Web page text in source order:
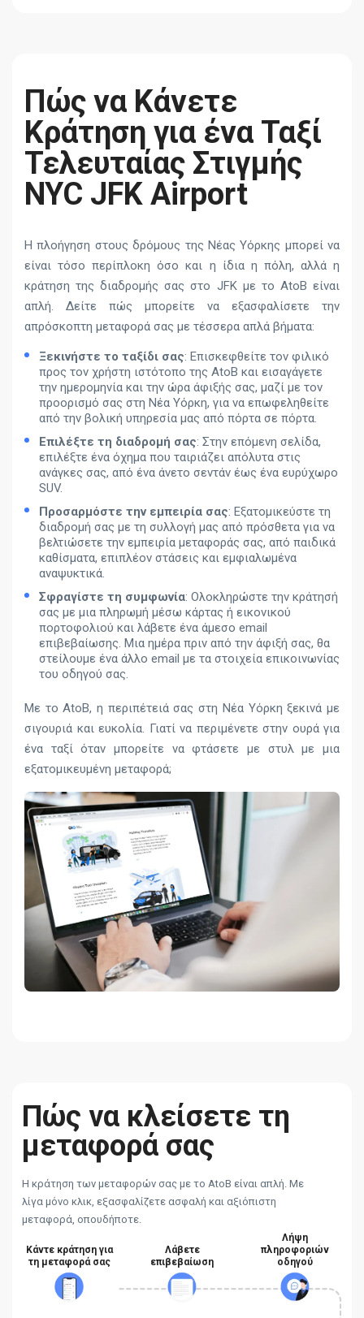
Πώς να Κάνετε
Κράτηση για ένα Ταξί
Τελευταίας Στιγμής
NYC JFK Airport
Η πλοήγηση στους δρόμους της Νέας Υόρκης μπορεί να
είναι τόσο περίπλοκη όσο και η ίδια η πόλη, αλλά η
κράτηση της διαδρομής σας στο JFK με το AtoB είναι
απλή. Δείτε πώς μπορείτε να εξασφαλίσετε την
απρόσκοπτη μεταφορά σας με τέσσερα απλά βήματα:
Ξεκινήστε το ταξίδι σας: Επισκεφθείτε τον φιλικό
προς τον χρήστη ιστότοπο της AtoB και εισαγάγετε
την ημερομηνία και την ώρα άφιξής σας, μαζί με τον
προορισμό σας στη Νέα Υόρκη, για να επωφεληθείτε
από την βολική υπηρεσία μας από πόρτα σε πόρτα.
Επιλέξτε τη διαδρομή σας: Στην επόμενη σελίδα,
επιλέξτε ένα όχημα που ταιριάζει απόλυτα στις
ανάγκες σας, από ένα άνετο σεντάν έως ένα ευρύχωρο
SUV.
Προσαρμόστε την εμπειρία σας: Εξατομικεύστε τη
διαδρομή σας με τη συλλογή μας από πρόσθετα για να
βελτιώσετε την εμπειρία μεταφοράς σας, από παιδικά
καθίσματα, επιπλέον στάσεις και εμφιαλωμένα
αναψυκτικά.
Σφραγίστε τη συμφωνία: Ολοκληρώστε την κράτησή
σας με μια πληρωμή μέσω κάρτας ή εικονικού
πορτοφολιού και λάβετε ένα άμεσο email
επιβεβαίωσης. Μια ημέρα πριν από την άφιξή σας, θα
στείλουμε ένα άλλο email με τα στοιχεία επικοινωνίας
του οδηγού σας.
Με το AtoB, η περιπέτειά σας στη Νέα Υόρκη ξεκινά με
σιγουριά και ευκολία. Γιατί να περιμένετε στην ουρά για
ένα ταξί όταν μπορείτε να φτάσετε με στυλ με μια
εξατομικευμένη μεταφορά;
Πώς να κλείσετε τη
μεταφορά σας
Η κράτηση των μεταφορών σας με το AtoB είναι απλή. Με
λίγα μόνο κλικ, εξασφαλίζετε ασφαλή και αξιόπιστη
μεταφορά, οπουδήποτε.
Κάντε κράτηση για
τη μεταφορά σας
Λάβετε
επιβεβαίωση
Λήψη
πληροφοριών
οδηγού